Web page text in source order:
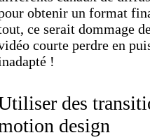
obtenir un format
ce serait dommage
courte perdre en
!
des
design